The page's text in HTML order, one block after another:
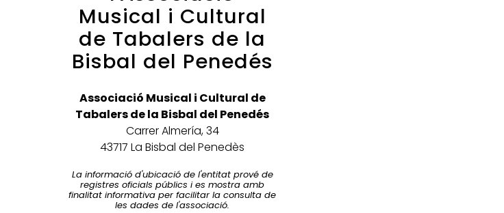
Musical i Cultural
de Tabalers de la
Bisbal del Penedés
Associació Musical i Cultural de
Tabalers de la Bisbal del Penedés
Carrer Almería, 34
43717 La Bisbal del Penedès
La informació d'ubicació de l'entitat prové de
registres oficials públics i es mostra amb
finalitat informativa per facilitar la consulta de
les dades de l'associació.